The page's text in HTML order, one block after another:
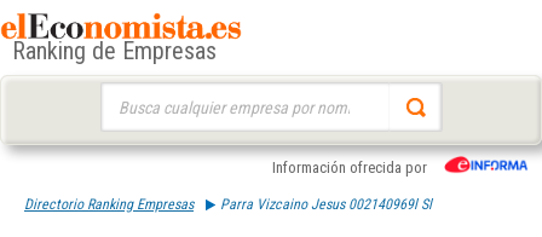
Ranking de Empresas
Información ofrecida por
Directorio Ranking Empresas Parra Vizcaino Jesus 002140969l Sl